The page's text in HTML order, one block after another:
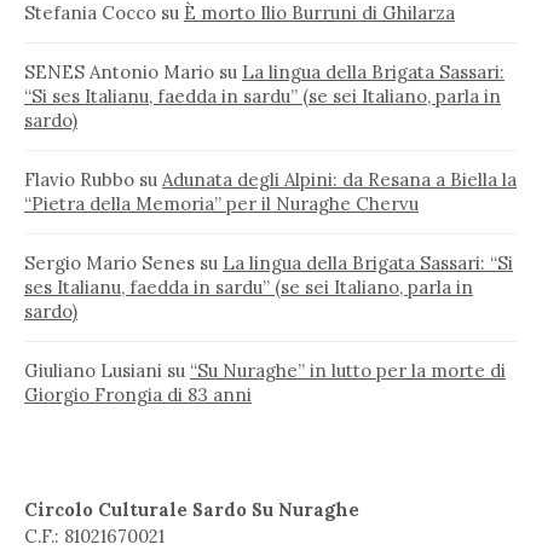
Stefania Cocco su È morto Ilio Burruni di Ghilarza
SENES Antonio Mario su La lingua della Brigata Sassari:
“Si ses Italianu, faedda in sardu” (se sei Italiano, parla in
sardo)
Flavio Rubbo su Adunata degli Alpini: da Resana a Biella la
“Pietra della Memoria” per il Nuraghe Chervu
Sergio Mario Senes su La lingua della Brigata Sassari: “Si
ses Italianu, faedda in sardu” (se sei Italiano, parla in
sardo)
Giuliano Lusiani su “Su Nuraghe” in lutto per la morte di
Giorgio Frongia di 83 anni
Circolo Culturale Sardo Su Nuraghe
C.F.: 81021670021